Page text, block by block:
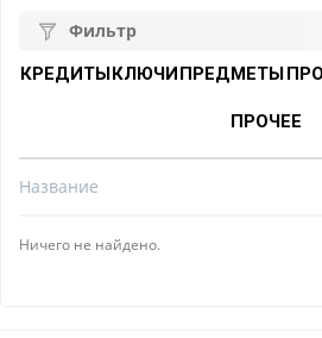
Фильтр
КРЕДИТЫКЛЮЧИПРЕДМЕТЫ
ПРОЧЕЕ
Название
Ничего не найдено.